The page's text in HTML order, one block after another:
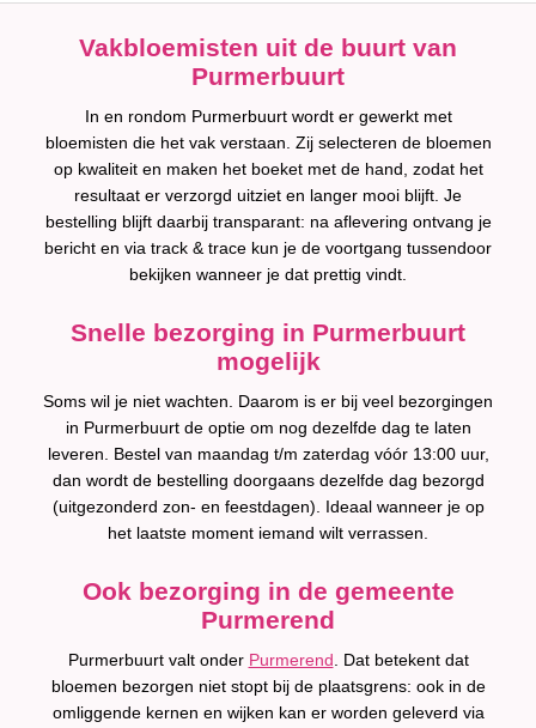
Vakbloemisten uit de buurt van
Purmerbuurt
In en rondom Purmerbuurt wordt er gewerkt met
bloemisten die het vak verstaan. Zij selecteren de bloemen
op kwaliteit en maken het boeket met de hand, zodat het
resultaat er verzorgd uitziet en langer mooi blijft. Je
bestelling blijft daarbij transparant: na aflevering ontvang je
bericht en via track & trace kun je de voortgang tussendoor
bekijken wanneer je dat prettig vindt.
Snelle bezorging in Purmerbuurt
mogelijk
Soms wil je niet wachten. Daarom is er bij veel bezorgingen
in Purmerbuurt de optie om nog dezelfde dag te laten
leveren. Bestel van maandag t/m zaterdag vóór 13:00 uur,
dan wordt de bestelling doorgaans dezelfde dag bezorgd
(uitgezonderd zon- en feestdagen). Ideaal wanneer je op
het laatste moment iemand wilt verrassen.
Ook bezorging in de gemeente
Purmerend
Purmerbuurt valt onder Purmerend . Dat betekent dat
bloemen bezorgen niet stopt bij de plaatsgrens: ook in de
omliggende kernen en wijken kan er worden geleverd via